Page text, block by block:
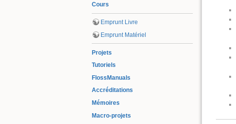
Cours
Emprunt Livre
Emprunt Matériel
Projets
Tutoriels
FlossManuals
Accréditations
Mémoires
Macro-projets